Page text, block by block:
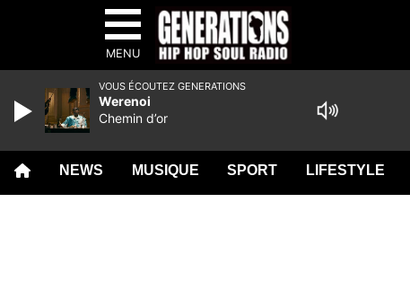
MENU
NEWS MUSIQUE SPORT LIFESTYLE
VOUS ÉCOUTEZ GENERATIONS
Werenoi
Chemin d’or